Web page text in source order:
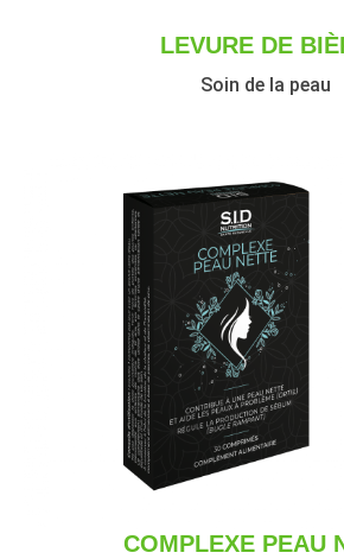
LEVURE DE
Soin de la peau
COMPLEXE PEAU